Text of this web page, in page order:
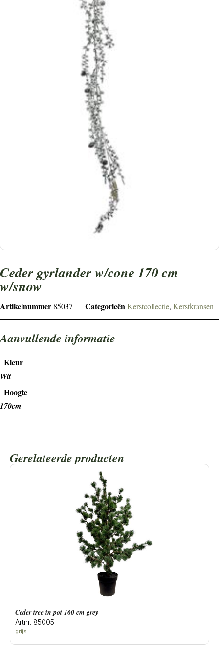
ceder gyrlander w/cone 170 cm
w/snow
Artikelnummer 85037 CategorieënKerstcollectie, Kerstkransen
Aanvullende informatie
Kleur
Wit
Hoogte
170cm
Gerelateerde producten
ceder tree in pot 160 cm grey
Artnr. 85005
grijs